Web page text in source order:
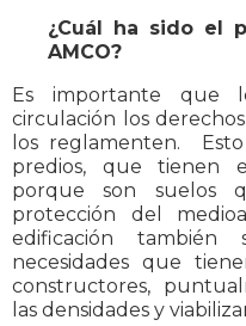
¿Cuál ha sido el
AMCO?
Es importante que
circulación los
los reglamenten.
predios, que tienen
porque son suelos
protección del
edificación
necesidades que
constructores,
las densidades y